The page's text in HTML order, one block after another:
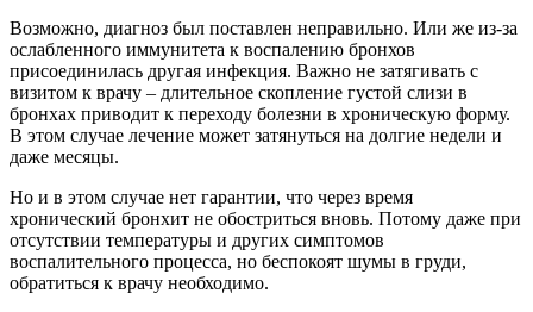
Возможно, диагноз был поставлен неправильно. Или же из-за
ослабленного иммунитета к воспалению бронхов
присоединилась другая инфекция. Важно не затягивать с
визитом к врачу – длительное скопление густой слизи в
бронхах приводит к переходу болезни в хроническую форму.
В этом случае лечение может затянуться на долгие недели и
даже месяцы.
Но и в этом случае нет гарантии, что через время
хронический бронхит не обостриться вновь. Потому даже при
отсутствии температуры и других симптомов
воспалительного процесса, но беспокоят шумы в груди,
обратиться к врачу необходимо.